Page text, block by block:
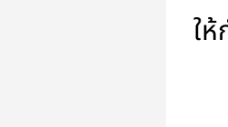
ใ